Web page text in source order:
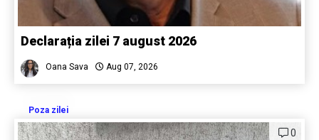
Declarația zilei 7 august 2026
Oana Sava Aug 07, 2026
Poza zilei
0